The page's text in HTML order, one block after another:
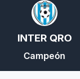
INTER QRO
Campeón